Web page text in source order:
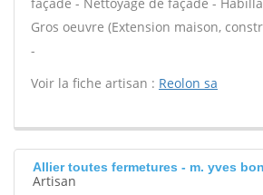
Gros oeuvre (Extension maison,
-
Voir la fiche artisan : Reolon sa
Allier toutes fermetures - m. yves
Artisan